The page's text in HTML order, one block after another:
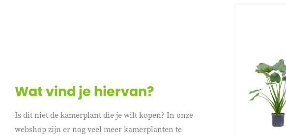
Wat vind je hiervan?
Is dit niet de kamerplant die je wilt kopen? In onze
webshop zijn er nog veel meer kamerplanten te